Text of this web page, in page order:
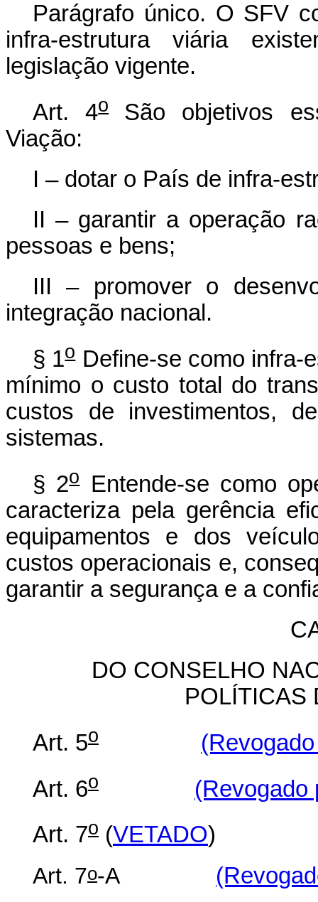
Parágrafo único. O SFV
infra-estrutura viária
legislação vigente.
Art. 4o
São objetivos
Viação:
I – dotar o País de infra-
II – garantir a operação
pessoas e bens;
III – promover o
integração nacional.
§ 1oDefine-se como infra-
mínimo o custo total do
custos de investimentos,
sistemas.
§ 2oEntende-se como
caracteriza pela gerência
equipamentos e dos
custos operacionais e,
garantir a segurança e a
DO CONSELHO
POLÍTICAS
Art. 5o
Art. 6o
(Revogado
Art. 7o (VETADO)
Art. 7o-A